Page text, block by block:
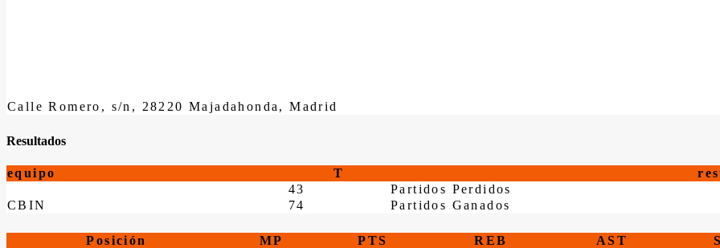
Calle Romero, s/n, 28220 Majadahonda, Madrid
Resultados
equipo T
43
Partidos Perdidos
CBIN
74 Partidos Ganados
Posición MP PTS REB AST